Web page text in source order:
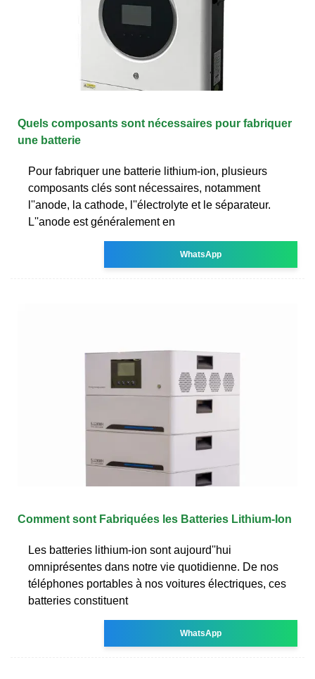
Quels composants sont nécessaires pour fabriquer
une batterie
Pour fabriquer une batterie lithium-ion, plusieurs
composants clés sont nécessaires, notamment
l''anode, la cathode, l''électrolyte et le séparateur.
L''anode est généralement en
WhatsApp
Comment sont Fabriquées les Batteries Lithium-Ion
Les batteries lithium-ion sont aujourd''hui
omniprésentes dans notre vie quotidienne. De nos
téléphones portables à nos voitures électriques, ces
batteries constituent
WhatsApp